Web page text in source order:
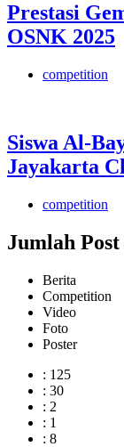
Prestasi
OSNK 2025
competition
Siswa Al-
Jayakarta
competition
Jumlah Post
Berita
Competition
Video
Foto
Poster
: 125
: 30
: 2
: 1
: 8